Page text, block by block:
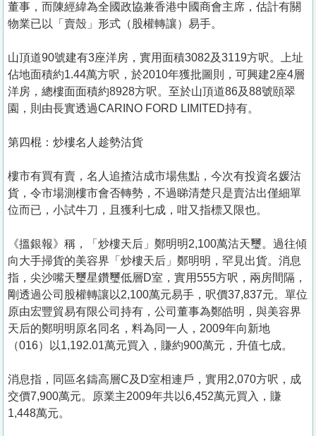
董事，而陳經緯為全國政協兼香港中國商會主席，估計有關
物業已以「賣殼」形式（股權轉讓）易手。
山頂道90號建有3座洋房，實用面積3082及3119方呎。上址
佔地面積約1.44萬方呎，於2010年獲批圖則，可興建2座4層
洋房，總樓面面積約8928方呎。至於山頂道86及88號頤翠
園，則由長實透過CARINO FORD LIMITED持有。
第四棍：炒樓名人趁勢沽貨
樓市有買有賣，名人追揸沽成市場焦點，今次有投資名媛沽
貨，令市場測樓市會否轉勢，不過睇清楚只是賣沽出僅細單
位而已，小試牛刀，且獲利七成，咁又指標又限也。
《搵銀報》稱，「炒樓天后」鄭明明2,100萬沽天璽。過往傾
向大手掃貨的美容界「炒樓天后」鄭明明，罕見出貨。消息
指，尖沙嘴天璽星鑽璽低層D室，實用555方呎，兩房間隔，
剛透過公司股權轉讓以2,100萬元易手，呎價37,837元。單位
原由宏豐貿易有限公司持有，公司董事為鄭皓明，與美容界
天后的鄭明明原名同名，料為同一人，2009年向新地
（016）以1,192.01萬元買入，賺約900萬元，升值七成。
消息指，同區名鑄高層C及D室相連戶，實用2,070方呎，成
交價7,900萬元。原業主2009年共以6,452萬元買入，賺
1,448萬元。